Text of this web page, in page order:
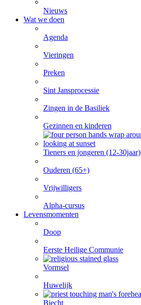
Nieuws
Wat we doen
Agenda
Vieringen
Preken
Sint Jansprocessie
Zingen in de Basiliek
Gezinnen en kinderen
Tieners en jongeren (12-30jaar)
Ouderen (65+)
Vrijwilligers
Alpha-cursus
Levensmomenten
Doop
Eerste Heilige Communie
Vormsel
Huwelijk
Biecht